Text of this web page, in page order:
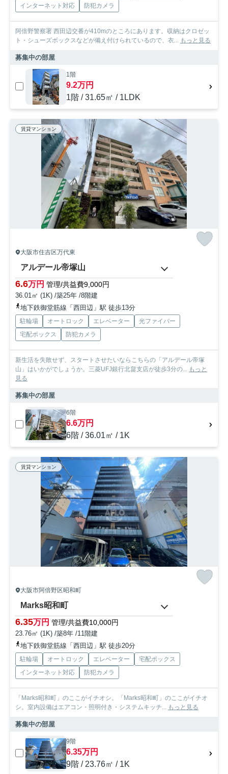
インターネット対応
防犯カメラ
阿倍野警察署 西田辺交番が410mのところにあります。収納はクロゼッ
ト・シューズボックスなどが備え付けられているので、衣... もっと見る
募集中の部屋
1階
9.2万円
1階 / 31.65㎡ / 1LDK
賃貸マンション
大阪市住吉区万代東
アルデール帝塚山
6.6万円 管理/共益費9,000円
36.01㎡ (1K) /築25年 /8階建
地下鉄御堂筋線「西田辺」駅 徒歩13分
駐輪場 オートロック エレベーター
光ファイバー
宅配ボックス
防犯カメラ
新生活を失敗せず、スタートさせたいならこちらの「アルデール帝塚
山」はいかがでしょうか。三菱UFJ銀行北畠支店が徒歩3分の... もっと
見る
募集中の部屋
6階
6.6万円
6階 / 36.01㎡ / 1K
賃貸マンション
大阪市阿倍野区昭和町
Marks昭和町
6.35万円 管理/共益費10,000円
23.76㎡ (1K) /築8年 /11階建
地下鉄御堂筋線「西田辺」駅 徒歩20分
駐輪場 オートロック エレベーター
宅配ボックス
インターネット対応
防犯カメラ
「Marks昭和町」のここがイチオシ。「Marks昭和町」のここがイチオ
シ。室内設備はエアコン・照明付き・システムキッチ... もっと見る
募集中の部屋
9階
6.35万円
9階 / 23.76㎡ / 1K